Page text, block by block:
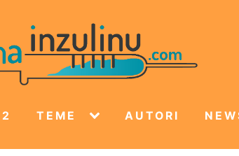
TEME AUTORI